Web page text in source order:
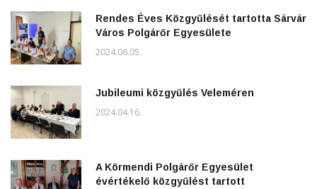
Rendes Éves Közgyűlését tartotta Sárvár
Város Polgárőr Egyesülete
2024.06.05.
Jubileumi közgyűlés Veleméren
2024.04.16.
A Körmendi Polgárőr Egyesület
évértékelő közgyűlést tartott